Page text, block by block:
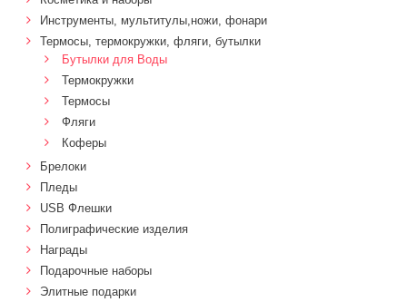
Инструменты, мультитулы,ножи, фонари
Термосы, термокружки, фляги, бутылки
Бутылки для Воды
Термокружки
Термосы
Фляги
Коферы
Брелоки
Пледы
USB Флешки
Полиграфические изделия
Награды
Подарочные наборы
Элитные подарки